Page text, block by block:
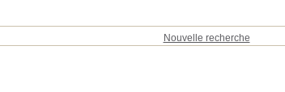
Nouvelle recherche